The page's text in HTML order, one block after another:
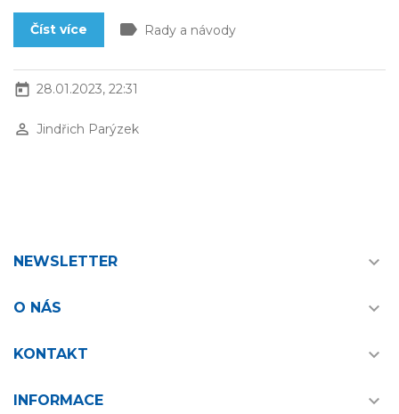
Číst více label Rady a návody
today 28.01.2023, 22:31
perm_identity Jindřich Parýzek
NEWSLETTER 
O NÁS 
KONTAKT 
INFORMACE 